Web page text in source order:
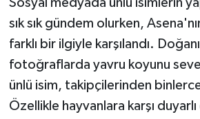
Sosyal medyada ünlü isimlerin
sık sık gündem olurken,
farklı bir ilgiyle karşılandı.
fotoğraflarda yavru koyunu
ünlü isim, takipçilerinden
Özellikle hayvanlara karşı duyarlı